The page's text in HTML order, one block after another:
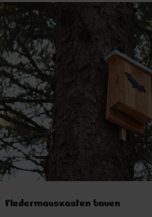
Fledermauskasten bauen